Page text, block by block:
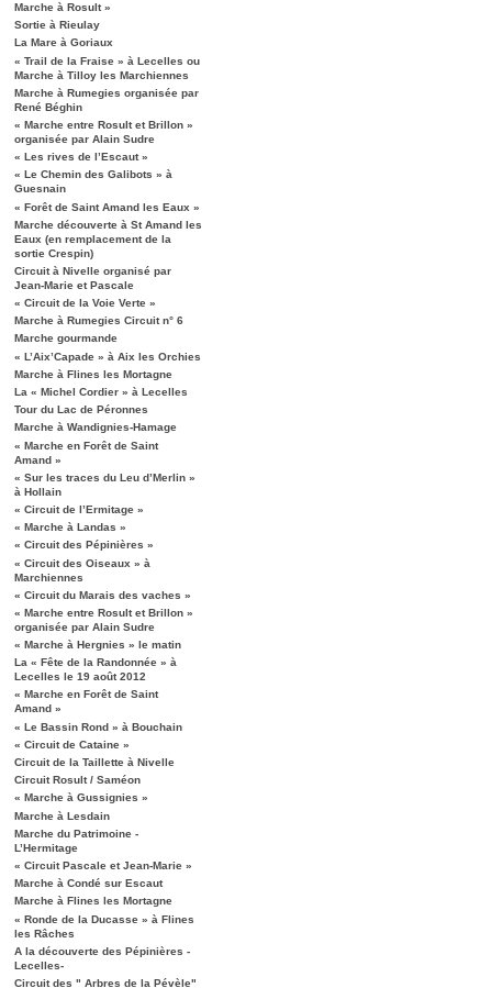
Marche à Rosult »
Sortie à Rieulay
La Mare à Goriaux
« Trail de la Fraise » à Lecelles ou
Marche à Tilloy les Marchiennes
Marche à Rumegies organisée par
René Béghin
« Marche entre Rosult et Brillon »
organisée par Alain Sudre
« Les rives de l’Escaut »
« Le Chemin des Galibots » à
Guesnain
« Forêt de Saint Amand les Eaux »
Marche découverte à St Amand les
Eaux (en remplacement de la
sortie Crespin)
Circuit à Nivelle organisé par
Jean-Marie et Pascale
« Circuit de la Voie Verte »
Marche à Rumegies Circuit n° 6
Marche gourmande
« L’Aix’Capade » à Aix les Orchies
Marche à Flines les Mortagne
La « Michel Cordier » à Lecelles
Tour du Lac de Péronnes
Marche à Wandignies-Hamage
« Marche en Forêt de Saint
Amand »
« Sur les traces du Leu d’Merlin »
à Hollain
« Circuit de l’Ermitage »
« Marche à Landas »
« Circuit des Pépinières »
« Circuit des Oiseaux » à
Marchiennes
« Circuit du Marais des vaches »
« Marche entre Rosult et Brillon »
organisée par Alain Sudre
« Marche à Hergnies » le matin
La « Fête de la Randonnée » à
Lecelles le 19 août 2012
« Marche en Forêt de Saint
Amand »
« Le Bassin Rond » à Bouchain
« Circuit de Cataine »
Circuit de la Taillette à Nivelle
Circuit Rosult / Saméon
« Marche à Gussignies »
Marche à Lesdain
Marche du Patrimoine -
L’Hermitage
« Circuit Pascale et Jean-Marie »
Marche à Condé sur Escaut
Marche à Flines les Mortagne
« Ronde de la Ducasse » à Flines
les Râches
A la découverte des Pépinières -
Lecelles-
Circuit des " Arbres de la Pévèle"